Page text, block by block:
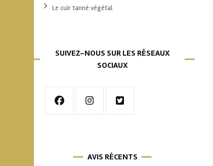
Le cuir tanné végétal
SUIVEZ-NOUS SUR LES RÉSEAUX
SOCIAUX
AVIS RÉCENTS